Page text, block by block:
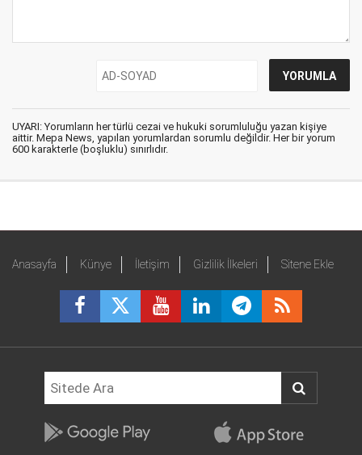
UYARI: Yorumların her türlü cezai ve hukuki sorumluluğu yazan kişiye
aittir. Mepa News, yapılan yorumlardan sorumlu değildir. Her bir yorum
600 karakterle (boşluklu) sınırlıdır.
Anasayfa Künye İletişim Gizlilik İlkeleri Sitene Ekle